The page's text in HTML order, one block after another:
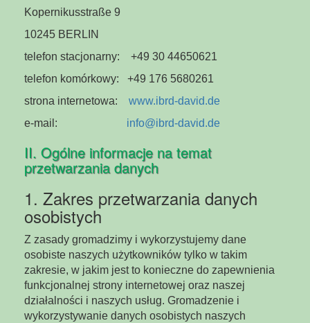
Kopernikusstraße 9
10245 BERLIN
telefon stacjonarny: +49 30 44650621
telefon komórkowy: +49 176 5680261
strona internetowa: www.ibrd-david.de
e-mail: info@ibrd-david.de
II. Ogólne informacje na temat
przetwarzania danych
1. Zakres przetwarzania danych
osobistych
Z zasady gromadzimy i wykorzystujemy dane
osobiste naszych użytkowników tylko w takim
zakresie, w jakim jest to konieczne do zapewnienia
funkcjonalnej strony internetowej oraz naszej
działalności i naszych usług. Gromadzenie i
wykorzystywanie danych osobistych naszych